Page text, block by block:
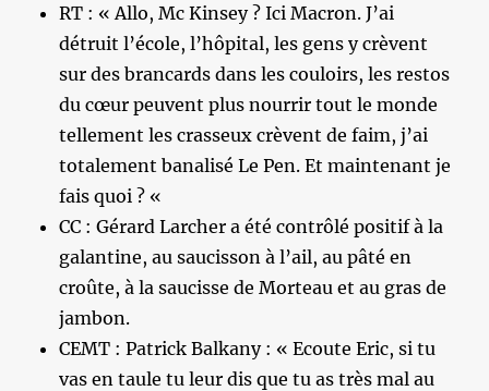
RT : « Allo, Mc Kinsey ? Ici Macron. J’ai
détruit l’école, l’hôpital, les gens y crèvent
sur des brancards dans les couloirs, les restos
du cœur peuvent plus nourrir tout le monde
tellement les crasseux crèvent de faim, j’ai
totalement banalisé Le Pen. Et maintenant je
fais quoi ? «
CC : Gérard Larcher a été contrôlé positif à la
galantine, au saucisson à l’ail, au pâté en
croûte, à la saucisse de Morteau et au gras de
jambon.
CEMT : Patrick Balkany : « Ecoute Eric, si tu
vas en taule tu leur dis que tu as très mal au